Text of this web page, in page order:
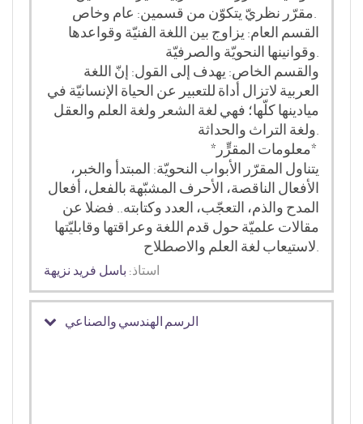
مقرّر نظريّ يتكوّن من قسمين: عام وخاص.
القسم العام: يزاوج بين اللغة الفنيّة وقواعدها
وقوانينها النحويّة والصرفيّة.
والقسم الخاص: يهدف إلى القول: إنّ اللغة
العربية لاتزال أداة للتعبير عن الحياة الإنسانيّة في
ميادينها كلّها؛ فهي لغة الشعر ولغة العلم والعقل
ولغة التراث والحداثة.
*معلومات المقرٍّر*
يتناول المقرّر الأبواب النحويّة: المبتدأ والخبر،
الأفعال الناقصة، الأحرف المشبّهة بالفعل، أفعال
المدح والذم، التعجّب، العدد وكتابته.. فضلا عن
مقالات علميّة حول قدم اللغة وعراقتها وقابليّتها
لاستيعاب لغة العلم والاصطلاح.
استاذ: باسل فريد نزيهة
الرسم الهندسي والصناعي